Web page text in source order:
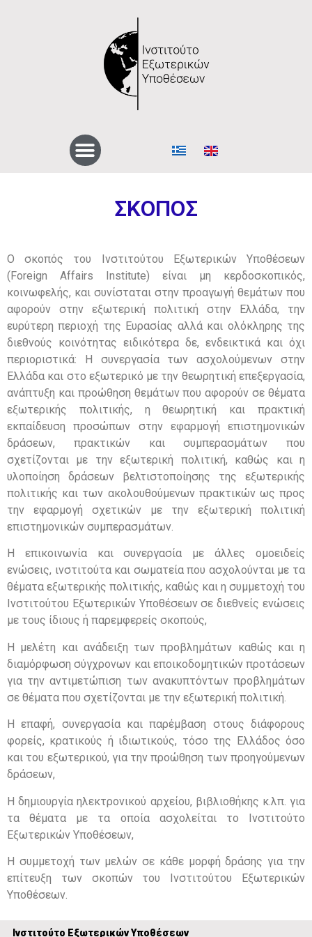
ΣΚΟΠΟΣ
Ο σκοπός του Ινστιτούτου Εξωτερικών Υποθέσεων
(Foreign Affairs Institute) είναι μη κερδοσκοπικός,
κοινωφελής, και συνίσταται στην προαγωγή θεμάτων που
αφορούν στην εξωτερική πολιτική στην Ελλάδα, την
ευρύτερη περιοχή της Ευρασίας αλλά και ολόκληρης της
διεθνούς κοινότητας ειδικότερα δε, ενδεικτικά και όχι
περιοριστικά: Η συνεργασία των ασχολούμενων στην
Ελλάδα και στο εξωτερικό με την θεωρητική επεξεργασία,
ανάπτυξη και προώθηση θεμάτων που αφορούν σε θέματα
εξωτερικής πολιτικής, η θεωρητική και πρακτική
εκπαίδευση προσώπων στην εφαρμογή επιστημονικών
δράσεων, πρακτικών και συμπερασμάτων που
σχετίζονται με την εξωτερική πολιτική, καθώς και η
υλοποίηση δράσεων βελτιστοποίησης της εξωτερικής
πολιτικής και των ακολουθούμενων πρακτικών ως προς
την εφαρμογή σχετικών με την εξωτερική πολιτική
επιστημονικών συμπερασμάτων.
Η επικοινωνία και συνεργασία με άλλες ομοειδείς
ενώσεις, ινστιτούτα και σωματεία που ασχολούνται με τα
θέματα εξωτερικής πολιτικής, καθώς και η συμμετοχή του
Ινστιτούτου Εξωτερικών Υποθέσεων σε διεθνείς ενώσεις
με τους ίδιους ή παρεμφερείς σκοπούς,
Η μελέτη και ανάδειξη των προβλημάτων καθώς και η
διαμόρφωση σύγχρονων και εποικοδομητικών προτάσεων
για την αντιμετώπιση των ανακυπτόντων προβλημάτων
σε θέματα που σχετίζονται με την εξωτερική πολιτική.
Η επαφή, συνεργασία και παρέμβαση στους διάφορους
φορείς, κρατικούς ή ιδιωτικούς, τόσο της Ελλάδος όσο
και του εξωτερικού, για την προώθηση των προηγούμενων
δράσεων,
Η δημιουργία ηλεκτρονικού αρχείου, βιβλιοθήκης κ.λπ. για
τα θέματα με τα οποία ασχολείται το Ινστιτούτο
Εξωτερικών Υποθέσεων,
Η συμμετοχή των μελών σε κάθε μορφή δράσης για την
επίτευξη των σκοπών του Ινστιτούτου Εξωτερικών
Υποθέσεων.
Ινστιτούτο Εξωτερικών Υποθέσεων